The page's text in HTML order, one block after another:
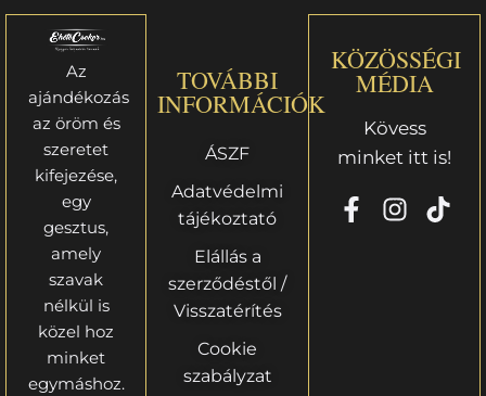
Az
ajándékozás
az öröm és
szeretet
kifejezése,
egy
gesztus,
amely
szavak
nélkül is
közel hoz
minket
egymáshoz.
TOVÁBBI
INFORMÁCIÓK
ÁSZF
Adatvédelmi
tájékoztató
Elállás a
szerződéstől /
Visszatérítés
Cookie
szabályzat
KÖZÖSSÉGI
MÉDIA
Kövess
minket itt is!